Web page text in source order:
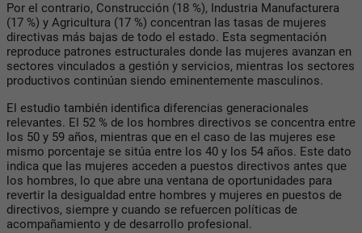
Por el contrario, Construcción (18 %), Industria Manufacturera
(17 %) y Agricultura (17 %) concentran las tasas de mujeres
directivas más bajas de todo el estado. Esta segmentación
reproduce patrones estructurales donde las mujeres avanzan en
sectores vinculados a gestión y servicios, mientras los sectores
productivos continúan siendo eminentemente masculinos.
El estudio también identifica diferencias generacionales
relevantes. El 52 % de los hombres directivos se concentra entre
los 50 y 59 años, mientras que en el caso de las mujeres ese
mismo porcentaje se sitúa entre los 40 y los 54 años. Este dato
indica que las mujeres acceden a puestos directivos antes que
los hombres, lo que abre una ventana de oportunidades para
revertir la desigualdad entre hombres y mujeres en puestos de
directivos, siempre y cuando se refuercen políticas de
acompañamiento y de desarrollo profesional.